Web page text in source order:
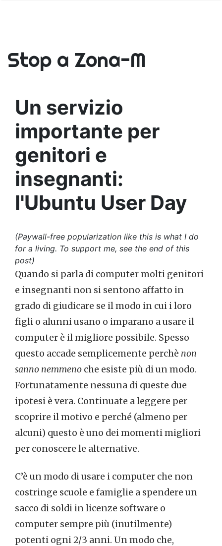
Stop a Zona-M
Un servizio
importante per
genitori e
insegnanti:
l'Ubuntu User Day
(Paywall-free popularization like this is what I do
for a living. To support me, see the end of this
post)
Quando si parla di computer molti genitori
e insegnanti non si sentono affatto in
grado di giudicare se il modo in cui i loro
figli o alunni usano o imparano a usare il
computer è il migliore possibile. Spesso
questo accade semplicemente perchè non
sanno nemmeno che esiste più di un modo.
Fortunatamente nessuna di queste due
ipotesi è vera. Continuate a leggere per
scoprire il motivo e perché (almeno per
alcuni) questo è uno dei momenti migliori
per conoscere le alternative.
C’è un modo di usare i computer che non
costringe scuole e famiglie a spendere un
sacco di soldi in licenze software o
computer sempre più (inutilmente)
potenti ogni 2/3 anni. Un modo che,